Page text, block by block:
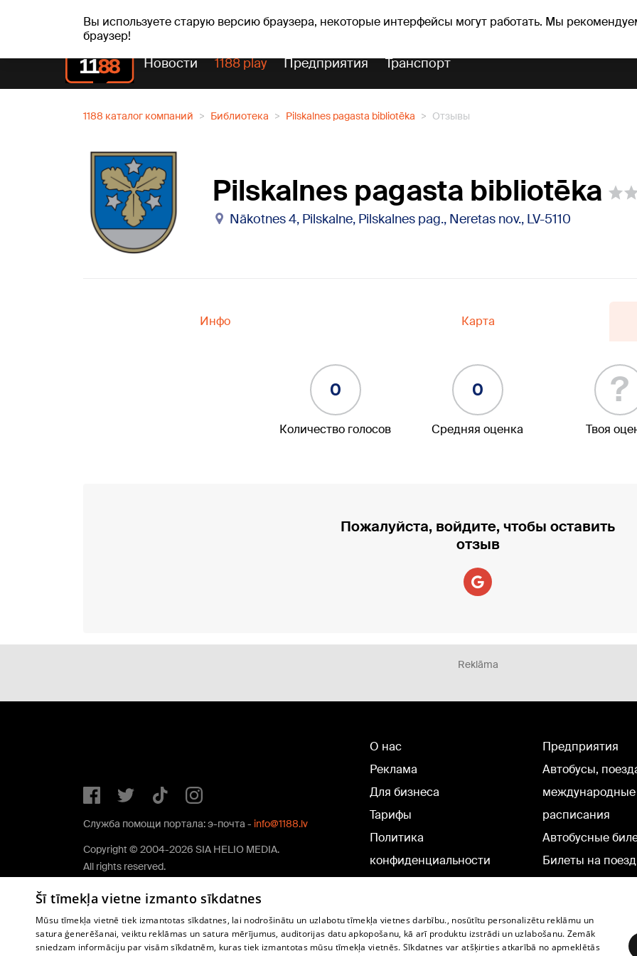
Вы используете старую версию браузера, некоторые интерфейсы могут работать. Мы
браузер!
пт, 07.08.2026. +17°C Alfrēds, Fredis, Madars Прогноз погоды Гороскопы
Новости 1188 play Предприятия Транспорт
1188 каталог компаний Библиотека Pilskalnes pagasta bibliotēka Отзывы
Pilskalnes pagasta bibliotēka
Nākotnes 4, Pilskalne, Pilskalnes pag., Neretas nov., LV-5110
Инфо Карта
0
Количество голосов
0
Средняя оценка
?
Твоя
Пожалуйста, войдите, чтобы оставить
отзыв
Reklāma
Служба помощи портала: э-почта - info@1188.lv
Copyright © 2004-2026 SIA HELIO MEDIA.
All rights reserved.
О нас
Реклама
Для бизнеса
Тарифы
Политика
конфиденциальности
Политика использования
cookie файлов
Предприятия
Автобусы,
международные
расписания
Автобусные
Билеты на поезд
Šī tīmekļa vietne izmanto sīkdatnes
Mūsu tīmekļa vietnē tiek izmantotas sīkdatnes, lai nodrošinātu un uzlabotu tīmekļa vietnes darbību., nosūtītu personalizētu reklāmu un
satura ģenerēšanai, veiktu reklāmas un satura mērījumus, auditorijas datu apkopošanu, kā arī produktu izstrādi un uzlabošanu. Zemāk
sniedzam informāciju par visām sīkdatnēm, kuras tiek izmantotas mūsu tīmekļa vietnēs. Sīkdatnes var atšķirties atkarībā no apmeklētās